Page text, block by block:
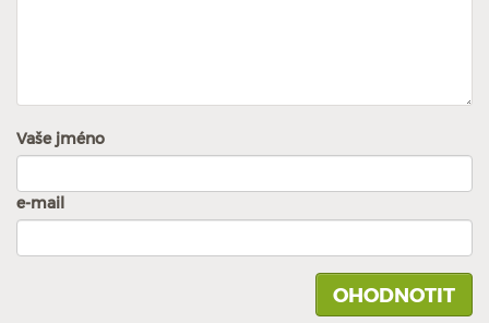
Vaše jméno
e-mail